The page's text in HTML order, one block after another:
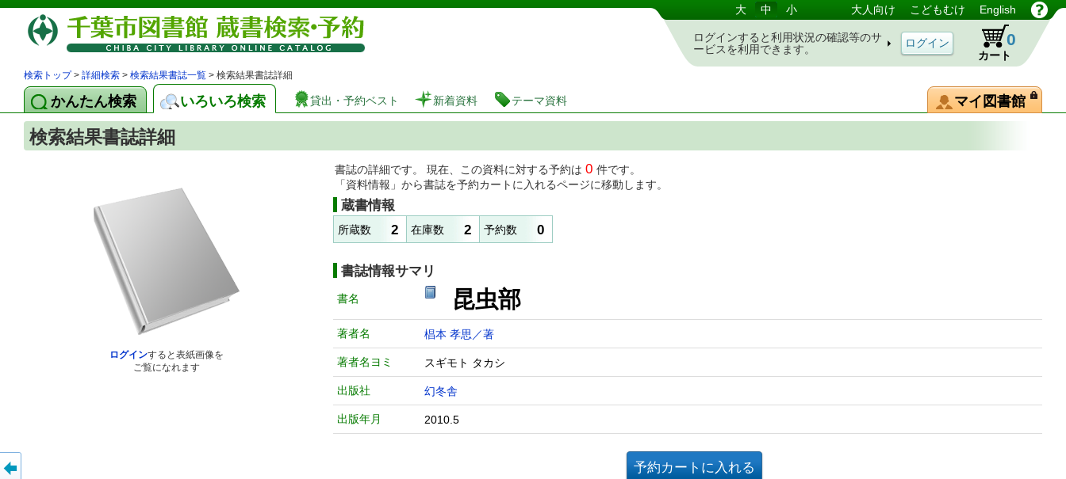
図書館 蔵書検索・予約システム 大 中 小 大人向け こどもむけ English
ログインすると利用状況の確認等のサ
ービスを利用できます。
カート
0
検索トップ> 詳細検索 > 検索結果書誌一覧 > 検索結果書誌詳細
かんたん検索 いろいろ検索 貸出・予約ベスト 新着資料 テーマ資料 マイ図書館
検索結果書誌詳細
ログインすると表紙画像を
ご覧になれます
書誌の詳細です。 現在、この資料に対する予約は 0 件です。
「資料情報」から書誌を予約カートに入れるページに移動します。
蔵書情報
所蔵数 2 在庫数 2 予約数 0
書誌情報サマリ
書名 昆虫部
著者名 椙本 孝思／著
著者名ヨミ スギモト タカシ
出版社 幻冬舎
出版年月 2010.5